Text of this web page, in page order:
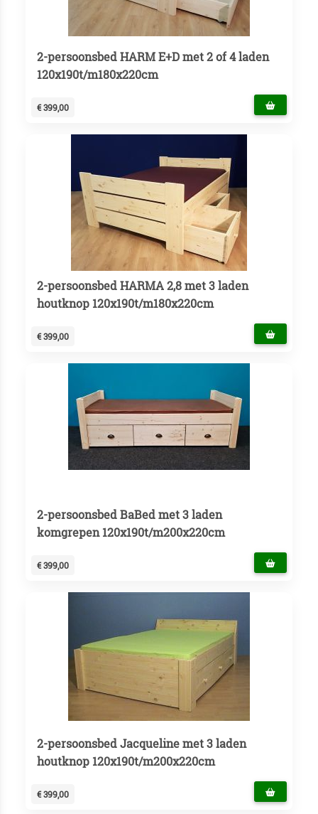
2-persoonsbed HARM E+D met 2 of 4 laden
120x190t/m180x220cm
€ 399,00
2-persoonsbed HARMA 2,8 met 3 laden
houtknop 120x190t/m180x220cm
€ 399,00
2-persoonsbed BaBed met 3 laden
komgrepen 120x190t/m200x220cm
€ 399,00
2-persoonsbed Jacqueline met 3 laden
houtknop 120x190t/m200x220cm
€ 399,00